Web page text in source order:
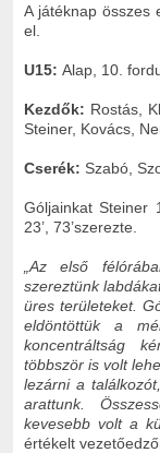
A játéknap összes
el.
U15: Alap, 10.
Kezdők: Rostás,
Steiner, Kovács,
Cserék: Szabó,
Góljainkat Steiner
23’, 73’szerezte.
„Az első
szereztünk
üres területeket.
eldöntöttük a
koncentráltság
többször is volt
lezárni a
arattunk.
kevesebb volt a
értékelt